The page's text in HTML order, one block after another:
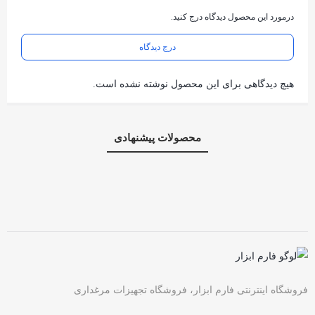
درمورد این محصول دیدگاه درج کنید.
درج دیدگاه
هیچ دیدگاهی برای این محصول نوشته نشده است.
محصولات پیشنهادی
فروشگاه اینترنتی فارم ابزار، فروشگاه تجهیزات مرغداری